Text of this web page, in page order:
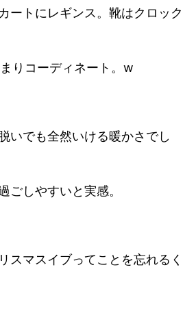
ートにレギンス。靴はクロック
りコーディネート。w
いでも全然いける暖かさでし
ごしやすいと実感。
スマスイブってことを忘れるく